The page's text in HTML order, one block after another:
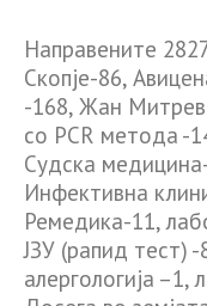
Направените
Скопје-86,
-168, Жан
со PCR метода -
Судска
Инфективна
Ремедика-11,
ЈЗУ (рапид тест)
алергологија